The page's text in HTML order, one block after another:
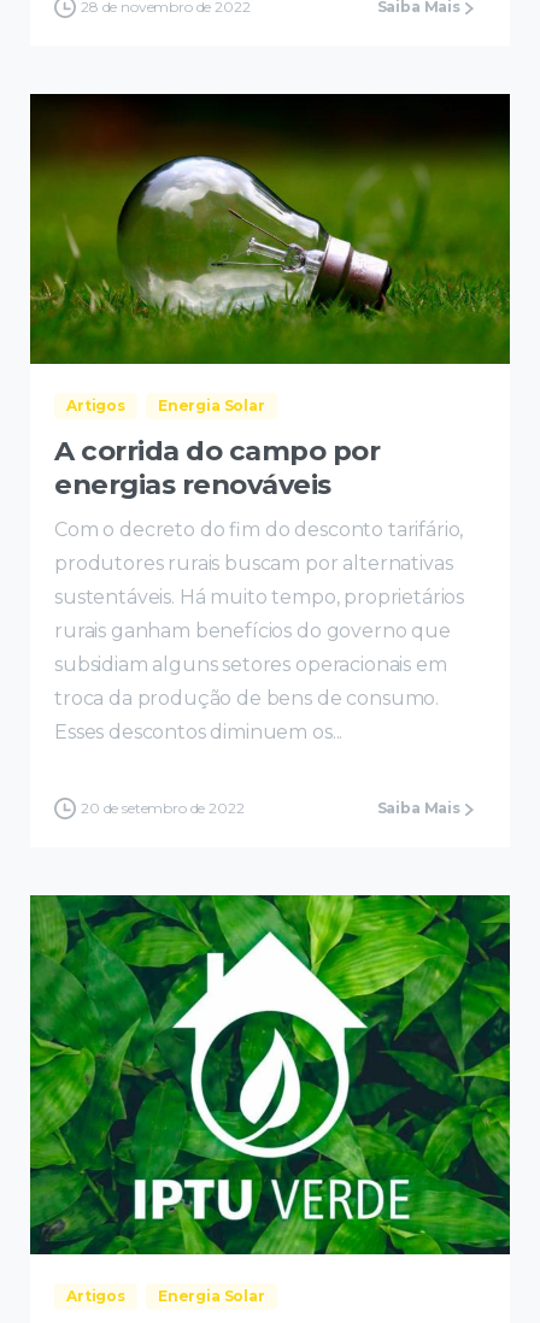
28 de novembro de 2022 Saiba Mais
Artigos Energia Solar
A corrida do campo por
energias renováveis
Com o decreto do fim do desconto tarifário,
produtores rurais buscam por alternativas
sustentáveis. Há muito tempo, proprietários
rurais ganham benefícios do governo que
subsidiam alguns setores operacionais em
troca da produção de bens de consumo.
Esses descontos diminuem os...
20 de setembro de 2022 Saiba Mais
Artigos Energia Solar